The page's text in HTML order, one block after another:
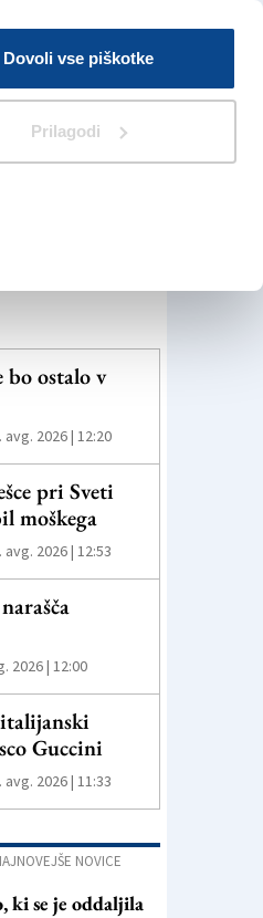
Dovoli vse piškotke
Prilagodi
Iskanje
bo ostalo v
avg. 2026 | 12:20
pri Sveti
moškega
avg. 2026 | 12:53
2026 | 12:00
Guccini
avg. 2026 | 11:33
NOVICE
ki se je oddaljila